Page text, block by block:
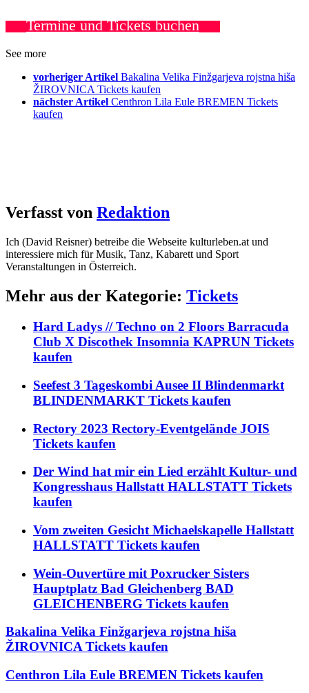
Termine und Tickets buchen
See more
vorheriger Artikel Bakalina Velika Finžgarjeva rojstna hiša
ŽIROVNICA Tickets kaufen
nächster Artikel Centhron Lila Eule BREMEN Tickets
kaufen
Verfasst von Redaktion
Ich (David Reisner) betreibe die Webseite kulturleben.at und
interessiere mich für Musik, Tanz, Kabarett und Sport
Veranstaltungen in Österreich.
Mehr aus der Kategorie: Tickets
Hard Ladys // Techno on 2 Floors Barracuda
Club X Discothek Insomnia KAPRUN Tickets
kaufen
Seefest 3 Tageskombi Ausee II Blindenmarkt
BLINDENMARKT Tickets kaufen
Rectory 2023 Rectory-Eventgelände JOIS
Tickets kaufen
Der Wind hat mir ein Lied erzählt Kultur- und
Kongresshaus Hallstatt HALLSTATT Tickets
kaufen
Vom zweiten Gesicht Michaelskapelle Hallstatt
HALLSTATT Tickets kaufen
Wein-Ouvertüre mit Poxrucker Sisters
Hauptplatz Bad Gleichenberg BAD
GLEICHENBERG Tickets kaufen
Bakalina Velika Finžgarjeva rojstna hiša
ŽIROVNICA Tickets kaufen
Centhron Lila Eule BREMEN Tickets kaufen